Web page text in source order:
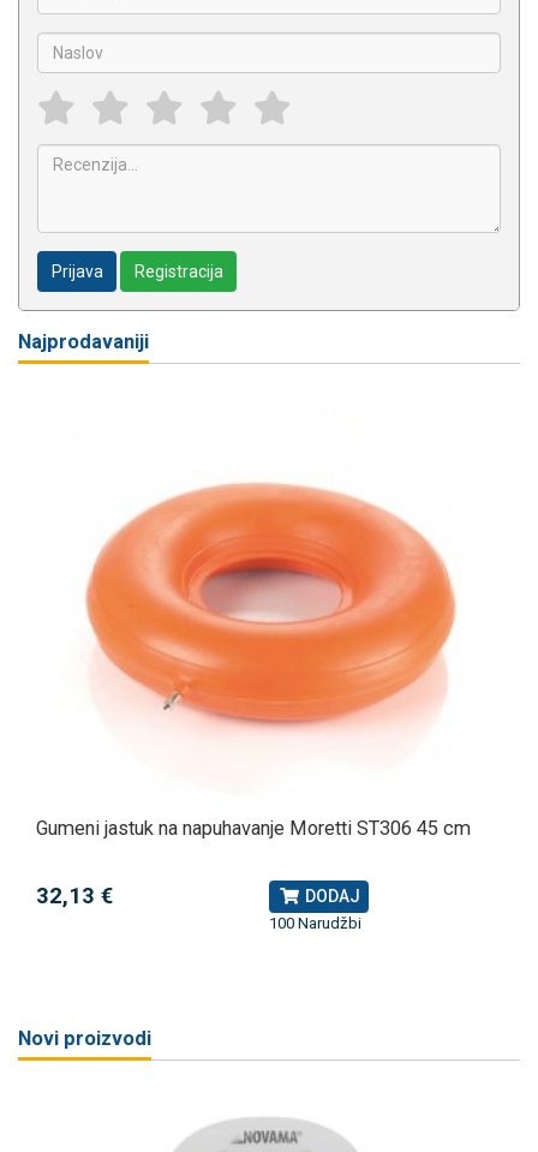
Prijava Registracija
Najprodavaniji
Gumeni jastuk na napuhavanje Moretti ST306 45 cm
32,13 € DODAJ
100 Narudžbi
Novi proizvodi